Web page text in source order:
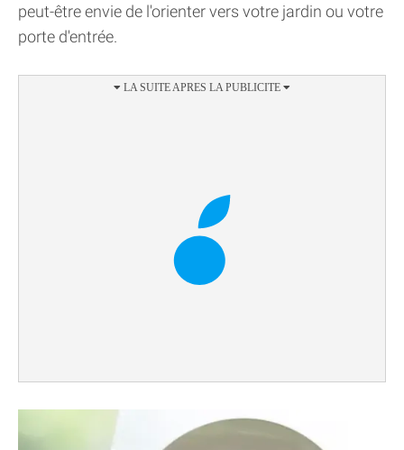
peut-être envie de l'orienter vers votre jardin ou votre
porte d'entrée.